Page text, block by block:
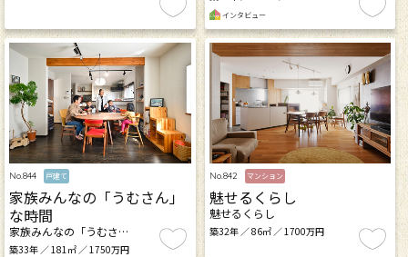
インタビュー
No.844 戸建て
家族みんなの「うむさん」
な時間
家族みんなの「うむさ…
築33年 ／ 181㎡ ／ 1750万円
No.842 マンション
魅せるくらし
魅せるくらし
築32年 ／ 86㎡ ／ 1700万円